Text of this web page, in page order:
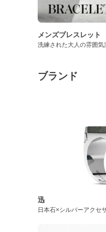
メンズブレスレット
洗練された大人の雰囲気
ブランド
迅
日本石×シルバーアクセ